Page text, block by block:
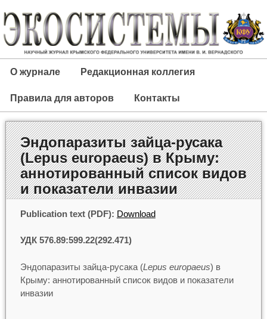
О журнале Редакционная коллегия
Правила для авторов Контакты
Эндопаразиты зайца-русака
(Lepus europaeus) в Крыму:
аннотированный список видов
и показатели инвазии
Publication text (PDF): Download
УДК 576.89:599.22(292.471)
Эндопаразиты зайца-русака (Lepus europaeus) в
Крыму: аннотированный список видов и показатели
инвазии